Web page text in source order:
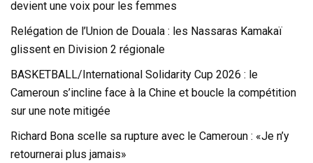
devient une voix pour les femmes
Relégation de l’Union de Douala : les Nassaras Kamakaï
glissent en Division 2 régionale
BASKETBALL/International Solidarity Cup 2026 : le
Cameroun s’incline face à la Chine et boucle la compétition
sur une note mitigée
Richard Bona scelle sa rupture avec le Cameroun : «Je n’y
retournerai plus jamais»